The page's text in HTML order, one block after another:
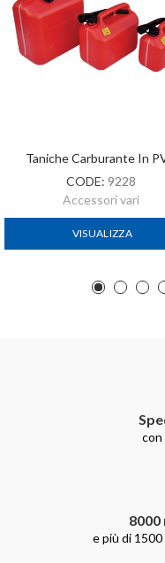
Taniche Carburante In
CODE: 9228
Accessori vari
VISUALIZZA
con
8000
e più di